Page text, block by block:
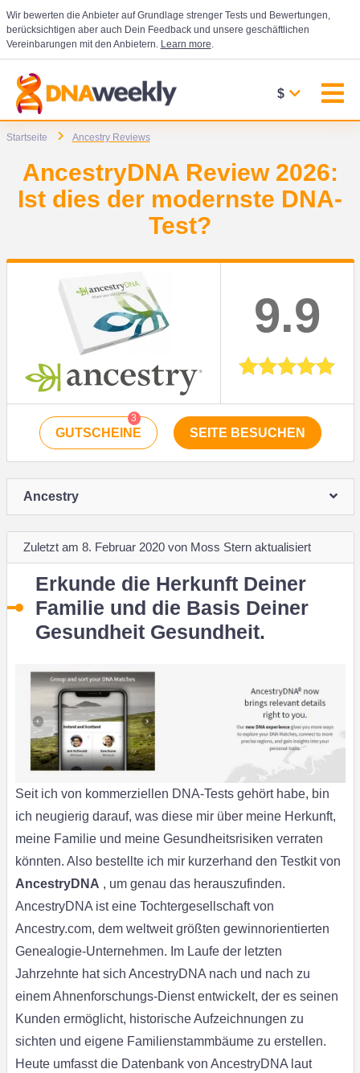
Wir bewerten die Anbieter auf Grundlage strenger Tests und Bewertungen,
berücksichtigen aber auch Dein Feedback und unsere geschäftlichen
Vereinbarungen mit den Anbietern. Learn more.
$
Startseite Ancestry Reviews
AncestryDNA Review 2026:
Ist dies der modernste DNA-
Test?
9.9
3
GUTSCHEINE SEITE BESUCHEN
Ancestry
Zuletzt am 8. Februar 2020 von Moss Stern aktualisiert
Erkunde die Herkunft Deiner
Familie und die Basis Deiner
Gesundheit Gesundheit.
Seit ich von kommerziellen DNA-Tests gehört habe, bin
ich neugierig darauf, was diese mir über meine Herkunft,
meine Familie und meine Gesundheitsrisiken verraten
könnten. Also bestellte ich mir kurzerhand den Testkit von
AncestryDNA , um genau das herauszufinden.
AncestryDNA ist eine Tochtergesellschaft von
Ancestry.com, dem weltweit größten gewinnorientierten
Genealogie-Unternehmen. Im Laufe der letzten
Jahrzehnte hat sich AncestryDNA nach und nach zu
einem Ahnenforschungs-Dienst entwickelt, der es seinen
Kunden ermöglicht, historische Aufzeichnungen zu
sichten und eigene Familienstammbäume zu erstellen.
Heute umfasst die Datenbank von AncestryDNA laut